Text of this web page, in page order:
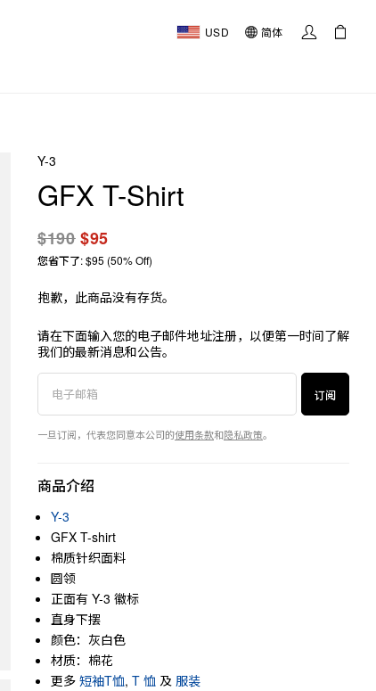
USD 简体
Y-3
GFX T-Shirt
$190$95
您省下了: $95 (50% Off)
抱歉，此商品没有存货。
请在下面输入您的电子邮件地址注册，以便第一时间了解
我们的最新消息和公告。
订阅
一旦订阅，代表您同意本公司的使用条款和隐私政策。
商品介绍
Y-3
GFX T-shirt
棉质针织面料
圆领
正面有 Y-3 徽标
直身下摆
颜色：灰白色
材质：棉花
更多 短袖T恤, T 恤 及 服装